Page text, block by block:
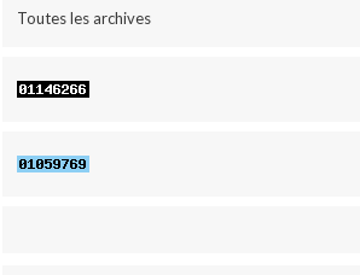
Toutes les archives